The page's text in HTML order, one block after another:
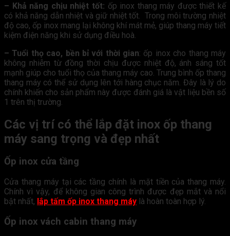
– Khả năng chịu nhiệt tốt: ốp inox thang máy được thiết kế
có khả năng dẫn nhiệt và giữ nhiệt tốt. Trong môi trường nhiệt
độ cao, ốp inox mang lại không khí mát mẻ, giúp thang máy tiết
kiệm điện năng khi sử dụng điều hoà.
– Tuổi thọ cao, bền bỉ với thời gian: ốp inox cho thang máy
không nhiễm từ đồng thời chịu được nhiệt độ, ánh sáng tốt
mạnh giúp cho tuổi thọ của thang máy cao. Trung bình ốp thang
thang máy có thể sử dụng lên tới hàng chục năm. Đây là lý do
chính khiến cho sản phẩm này được đánh giá là vật liệu bền số
1 trên thị trường.
Các vị trí có thể lắp đặt inox ốp thang
máy sang trọng và đẹp nhất
Ốp inox cửa tầng
Cửa thang máy tại các tầng chính là mặt tiền của thang máy.
Chính vì vậy, để không gian công trình được đẹp mắt và nổi
bật nhất, lắp tấm ốp inox thang máy là hoàn toàn hợp lý.
Ốp inox vách cabin thang máy